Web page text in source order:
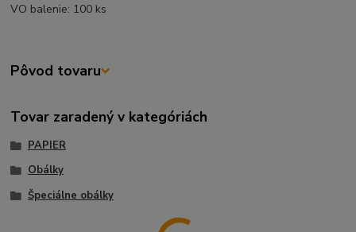
VO balenie: 100 ks
Pôvod tovaru
Tovar zaradený v kategóriách
PAPIER
Obálky
Špeciálne obálky